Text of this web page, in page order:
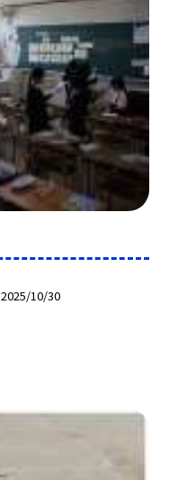
2025/10/30